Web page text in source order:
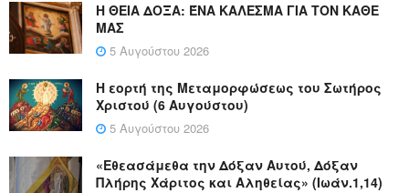
Η ΘΕΙΑ ΔΟΞΑ: ΈΝΑ ΚΑΛΕΣΜΑ ΓΙΑ ΤΟΝ ΚΑΘΕ
ΜΑΣ
5 Αυγούστου 2026
Η εορτή της Μεταμορφώσεως του Σωτήρος
Χριστού (6 Αυγούστου)
5 Αυγούστου 2026
«Εθεασάμεθα την Δόξαν Αυτού, Δόξαν
Πλήρης Χάριτος και Αληθείας» (Ιωάν.1,14)